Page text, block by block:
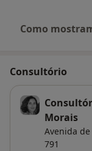
Como
Consultório
Morais
Avenida de
791